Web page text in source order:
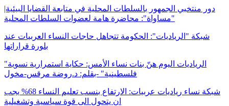
دور منتخبي الجمهور بالسلطات المحلية في متابعة القضايا البيئية|
"مساواة": محاضرة هامة لعضوات السلطات المحلية
شبكة "الرياديات": الحكومة تتجاهل حاجات النساء العربيات عند
بلورة قراراتها
"الرياديات اليوم هنّ بنات نساء الأمس: حكاية استمرارية نسوية
فلسطينية" -بقلم: د.روضة مرقس-مخول
شبكة نساء رياديات عربيات: الارتفاع بنسب تعليم النساء 68% يجب
ان يتحول الى قوة سياسية وتشغيلية